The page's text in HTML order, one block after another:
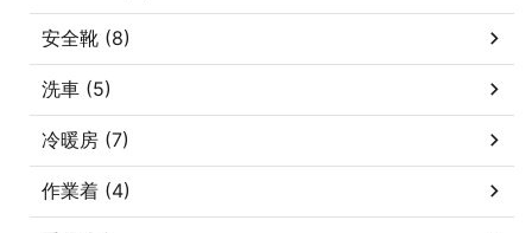
安全靴 (8)
洗車 (5)
冷暖房 (7)
作業着 (4)